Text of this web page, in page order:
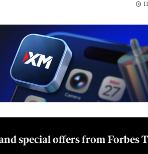
special offers from Forbes